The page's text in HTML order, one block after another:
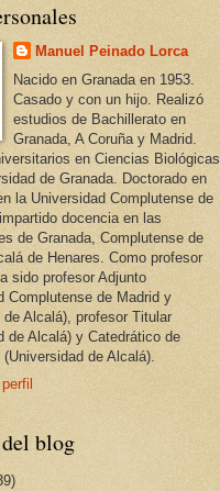
Manuel Peinado Lorca
Nacido en Granada en 1953.
Casado y con un hijo. Realizó
estudios de Bachillerato en
Granada, A Coruña y Madrid.
en Ciencias Biológicas
de Granada. Doctorado en
la Universidad Complutense de
docencia en las
de Granada, Complutense de
de Henares. Como profesor
sido profesor Adjunto
Complutense de Madrid y
de Alcalá), profesor Titular
de Alcalá) y Catedrático de
(Universidad de Alcalá).
blog